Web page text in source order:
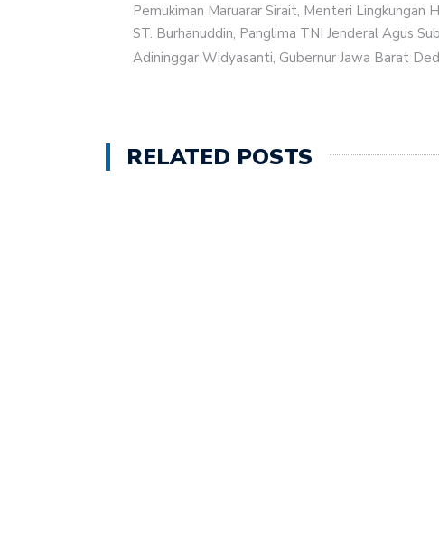
Pemukiman Maruarar Sirait, Menteri Lingkungan
ST. Burhanuddin, Panglima TNI Jenderal Agus
Adininggar Widyasanti, Gubernur Jawa Barat
RELATED POSTS